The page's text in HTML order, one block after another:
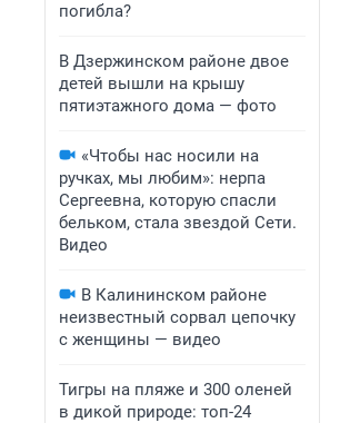
погибла?
В Дзержинском районе двое
детей вышли на крышу
пятиэтажного дома — фото
«Чтобы нас носили на
ручках, мы любим»: нерпа
Сергеевна, которую спасли
бельком, стала звездой Сети.
Видео
В Калининском районе
неизвестный сорвал цепочку
с женщины — видео
Тигры на пляже и 300 оленей
в дикой природе: топ-24